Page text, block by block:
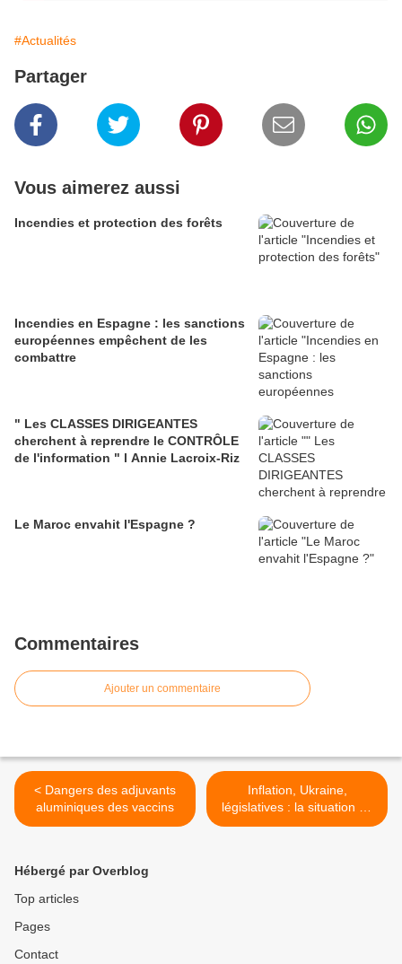
#Actualités
Partager
Vous aimerez aussi
Incendies et protection des forêts
Incendies en Espagne : les sanctions
européennes empêchent de les
combattre
" Les CLASSES DIRIGEANTES
cherchent à reprendre le CONTRÔLE
de l'information " l Annie Lacroix-Riz
Le Maroc envahit l'Espagne ?
Commentaires
Ajouter un commentaire
< Dangers des adjuvants
aluminiques des vaccins
Inflation, Ukraine,
législatives : la situation au
1er juin vue par François
Hébergé par Overblog
Top articles
Pages
Contact